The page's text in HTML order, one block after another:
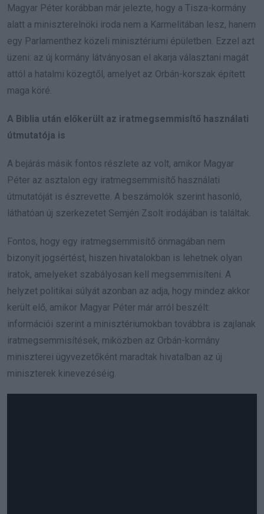
Magyar Péter korábban már jelezte, hogy a Tisza-kormány
alatt a miniszterelnöki iroda nem a Karmelitában lesz, hanem
egy Parlamenthez közeli minisztériumi épületben. Ezzel azt
üzeni: az új kormány látványosan el akarja választani magát
attól a hatalmi közegtől, amelyet az Orbán-korszak épített
maga köré.
A Biblia után előkerült az iratmegsemmisítő használati
útmutatója is
A bejárás másik fontos részlete az volt, amikor Magyar
Péter az asztalon egy iratmegsemmisítő használati
útmutatóját is észrevette. A beszámolók szerint hasonló,
láthatóan új szerkezetet Semjén Zsolt irodájában is találtak.
Fontos, hogy egy iratmegsemmisítő önmagában nem
bizonyít jogsértést, hiszen hivatalokban is lehetnek olyan
iratok, amelyeket szabályosan kell megsemmisíteni. A
helyzet politikai súlyát azonban az adja, hogy mindez akkor
került elő, amikor Magyar Péter már arról beszélt:
információi szerint a minisztériumokban továbbra is zajlanak
iratmegsemmisítések, miközben az Orbán-kormány
miniszterei ügyvezetőként maradtak hivatalban az új
miniszterek kinevezéséig.